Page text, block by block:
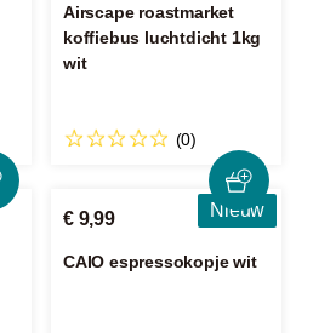
Airscape roastmarket
koffiebus luchtdicht 1kg
wit
(0)
Nieuw
€ 9,99
CAIO espressokopje wit